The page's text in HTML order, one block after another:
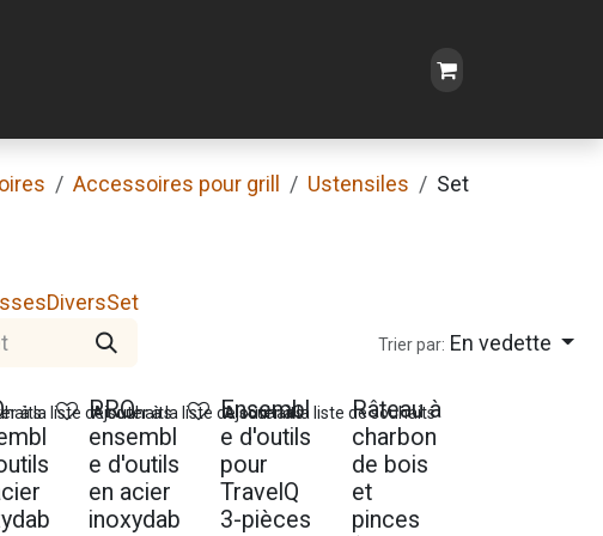
Accessoires pour grill Ustensiles Set
DiversSet
Trier par: En vedette
PRO
ensembl
e d'outils
en acier
inoxydab
à la liste de souhaits
Ensembl
e d'outils
pour
TravelQ
3-pièces
Ajouter à la liste de souhaits
Râteau à
charbon
de bois
et
pinces
Ajouter à la liste de souhaits